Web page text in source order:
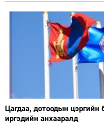
Цагдаа, дотоодын цэргийн
иргэдийн анхааралд